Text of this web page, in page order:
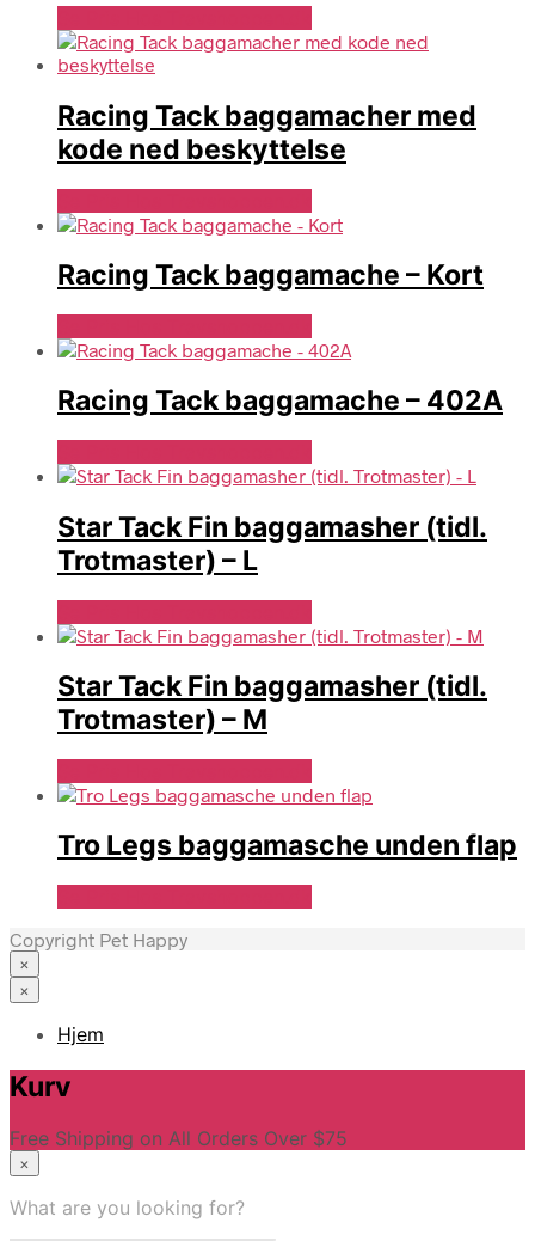
Racing Tack baggamacher med
kode ned beskyttelse
Racing Tack baggamache – Kort
Racing Tack baggamache – 402A
Star Tack Fin baggamasher (tidl.
Trotmaster) – L
Star Tack Fin baggamasher (tidl.
Trotmaster) – M
Tro Legs baggamasche unden flap
Copyright Pet Happy
×
×
Hjem
Kurv
Free Shipping on All Orders Over $75
×
What are you looking for?